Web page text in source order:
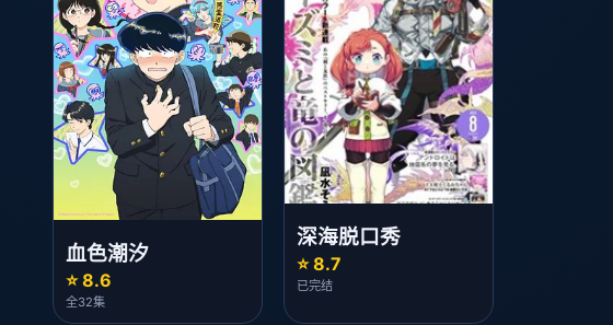
血色潮汐
⭐ 8.6
全32集
深海脱口秀
⭐ 8.7
已完结